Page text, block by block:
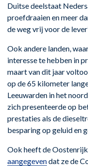
Duitse deelstaat
proefdraaien en meer
de weg vrij voor de
Ook andere landen,
interesse te hebben in
maart van dit jaar
op de 65 kilometer
Leeuwarden in het
zich presenteerde op
prestaties als de
besparing op geluid en
Ook heeft de
aangegevendat ze de